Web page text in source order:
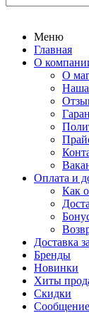
Меню
Главная
О
О
Наша
Оплата и
Как
Доставка
Бренды
Новинки
Хиты
Скидки
Сообщение